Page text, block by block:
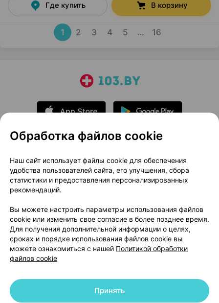
Где купить В корзину
1 2 3 4 5 … 16
О проекте
Новости проекта
Размещение рекламы
Медицинский маркетинг
Публичный договор
Доставка
Способы оплаты
Вакансии
Партнеры
Написать руководителю 103.by
Написать в поддержку
Персональные настройки Cookie
© 2026 ООО «Артокс Лаб», УНП 191700409 | 220012, Республика Беларусь,
Обработка файлов cookie
Наш сайт использует файлы cookie для обеспечения
удобства пользователей сайта, его улучшения, сбора
статистики и предоставления персонализированных
рекомендаций.
Вы можете настроить параметры использования файлов
cookie или изменить свое согласие в более позднее время.
Для получения дополнительной информации о целях,
сроках и порядке использования файлов cookie вы
можете ознакомиться с нашей Политикой обработки
файлов cookie
Принять